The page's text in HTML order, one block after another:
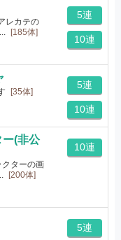
レカテの
[185体]
5連
10連
[35体]
5連
10連
ー(非公
ターの画
[200体]
10連
5連